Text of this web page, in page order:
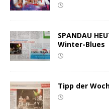
SPANDAU
Winter-Blues
Tipp der